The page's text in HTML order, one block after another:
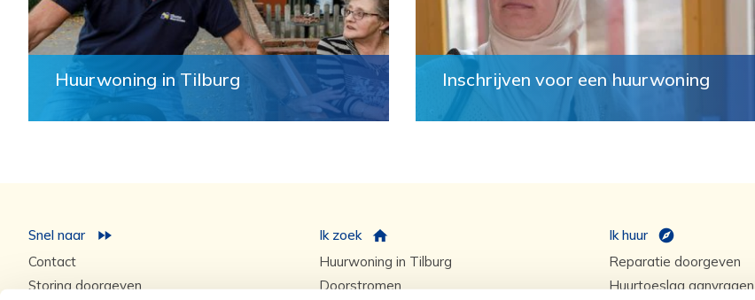
Huurwoning in Tilburg Inschrijven voor een huurwoning
Snel naar
Contact
Storing doorgeven
Ik zoek
Huurwoning in Tilburg
Doorstromen
Ik huur
Reparatie doorgeven
Huurtoeslag aanvragen